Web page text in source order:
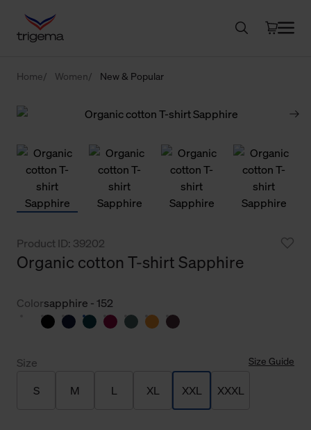
Home Women New & Popular
Product ID: 39202
Organic cotton T-shirt Sapphire
Colorsapphire - 152
Size Size Guide
S M L XL XXL XXXL